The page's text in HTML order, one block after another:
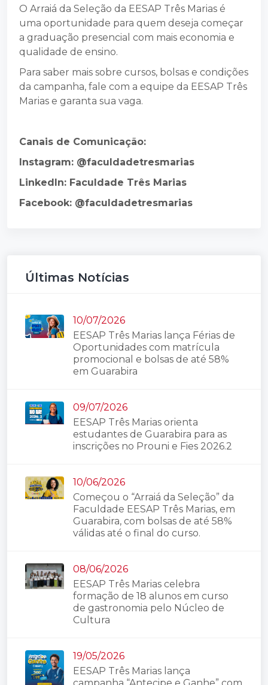
O Arraiá da Seleção da EESAP Três Marias é
uma oportunidade para quem deseja começar
a graduação presencial com mais economia e
qualidade de ensino.
Para saber mais sobre cursos, bolsas e condições
da campanha, fale com a equipe da EESAP Três
Marias e garanta sua vaga.
Canais de Comunicação:
Instagram: @faculdadetresmarias
LinkedIn: Faculdade Três Marias
Facebook: @faculdadetresmarias
Últimas Notícias
10/07/2026
EESAP Três Marias lança Férias de
Oportunidades com matrícula
promocional e bolsas de até 58%
em Guarabira
09/07/2026
EESAP Três Marias orienta
estudantes de Guarabira para as
inscrições no Prouni e Fies 2026.2
10/06/2026
Começou o “Arraiá da Seleção” da
Faculdade EESAP Três Marias, em
Guarabira, com bolsas de até 58%
válidas até o final do curso.
08/06/2026
EESAP Três Marias celebra
formação de 18 alunos em curso
de gastronomia pelo Núcleo de
Cultura
19/05/2026
EESAP Três Marias lança
campanha “Antecipe e Ganhe” com